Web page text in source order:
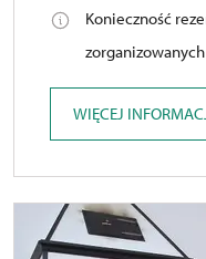
Konieczność
zorganizowanych
WIĘCEJ